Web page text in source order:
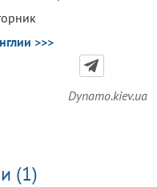
>>>
Dynamo.kiev.ua
(1)